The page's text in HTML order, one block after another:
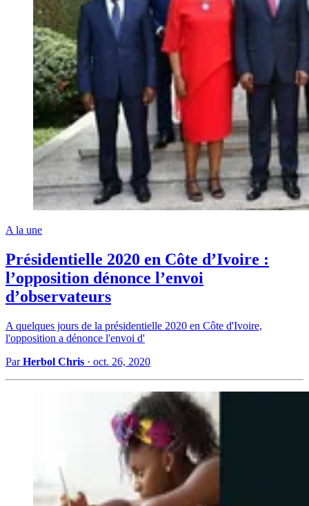
A la une
Présidentielle 2020 en Côte d’Ivoire :
l’opposition dénonce l’envoi
d’observateurs
A quelques jours de la présidentielle 2020 en Côte d'Ivoire,
l'opposition a dénonce l'envoi d'
ParHerbol Chris · oct. 26, 2020